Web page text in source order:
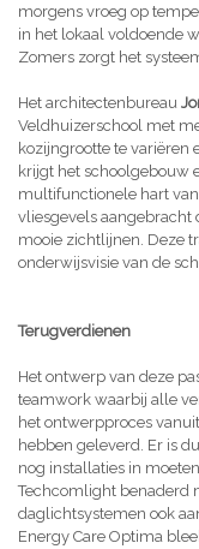
morgens vroeg op
in het lokaal voldoende
Zomers zorgt het
Het architectenbureau
Veldhuizerschool met
kozijngrootte te variëren
krijgt het schoolgebouw
multifunctionele hart
vliesgevels aangebracht
mooie zichtlijnen. Deze
onderwijsvisie van de
Terugverdienen
Het ontwerp van deze
teamwork waarbij alle
het ontwerpproces
hebben geleverd. Er is
nog installaties in
Techcomlight benaderd
daglichtsystemen ook
Energy Care Optima